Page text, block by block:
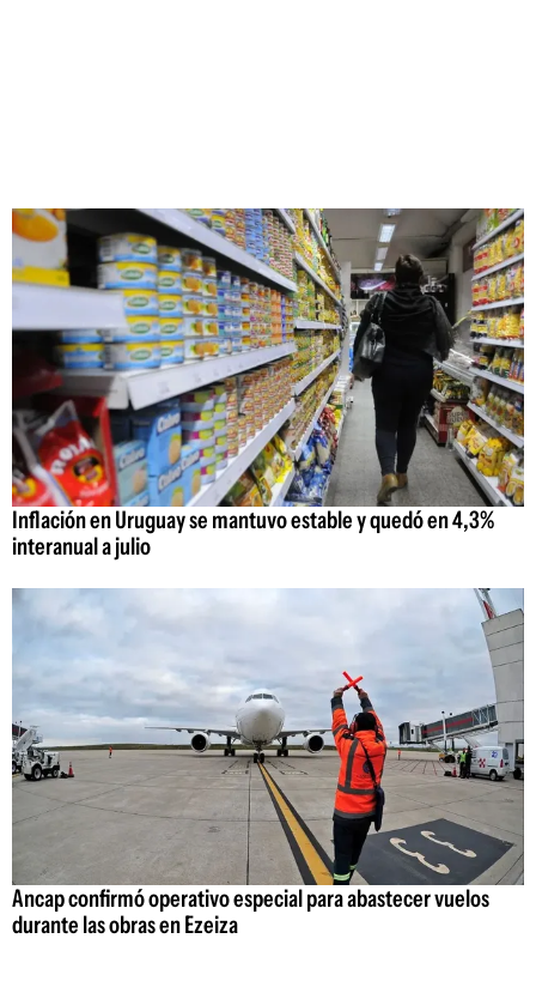
Inflación en Uruguay se mantuvo estable y quedó en 4,3%
interanual a julio
Ancap confirmó operativo especial para abastecer vuelos
durante las obras en Ezeiza